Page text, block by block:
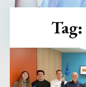
Tag: